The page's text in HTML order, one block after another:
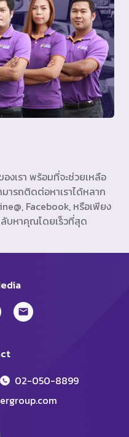
งเรา พร้อมที่จะช่วยเหลือ
ารถติดต่อหาเราได้หลาก
Facebook, หรือเพียง
บหาคุณโดยเร็วที่สุด
02-050-8899